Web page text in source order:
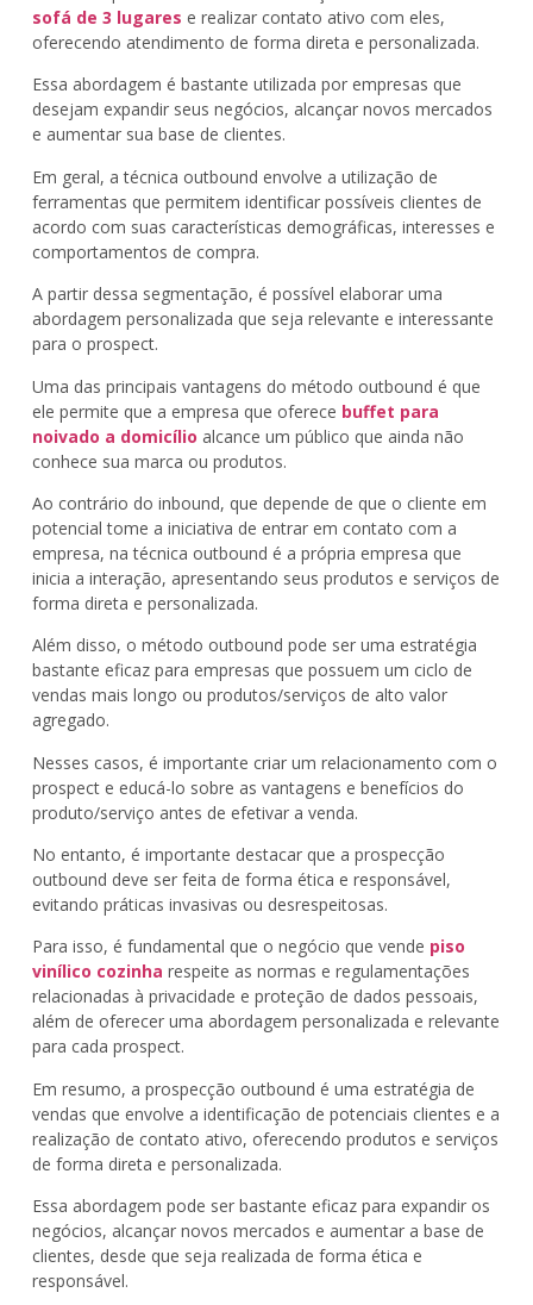
sofá de 3 lugares e realizar contato ativo com eles,
oferecendo atendimento de forma direta e personalizada.
Essa abordagem é bastante utilizada por empresas que
desejam expandir seus negócios, alcançar novos mercados
e aumentar sua base de clientes.
Em geral, a técnica outbound envolve a utilização de
ferramentas que permitem identificar possíveis clientes de
acordo com suas características demográficas, interesses e
comportamentos de compra.
A partir dessa segmentação, é possível elaborar uma
abordagem personalizada que seja relevante e interessante
para o prospect.
Uma das principais vantagens do método outbound é que
ele permite que a empresa que oferece buffet para
noivado a domicílio alcance um público que ainda não
conhece sua marca ou produtos.
Ao contrário do inbound, que depende de que o cliente em
potencial tome a iniciativa de entrar em contato com a
empresa, na técnica outbound é a própria empresa que
inicia a interação, apresentando seus produtos e serviços de
forma direta e personalizada.
Além disso, o método outbound pode ser uma estratégia
bastante eficaz para empresas que possuem um ciclo de
vendas mais longo ou produtos/serviços de alto valor
agregado.
Nesses casos, é importante criar um relacionamento com o
prospect e educá-lo sobre as vantagens e benefícios do
produto/serviço antes de efetivar a venda.
No entanto, é importante destacar que a prospecção
outbound deve ser feita de forma ética e responsável,
evitando práticas invasivas ou desrespeitosas.
Para isso, é fundamental que o negócio que vende piso
vinílico cozinha respeite as normas e regulamentações
relacionadas à privacidade e proteção de dados pessoais,
além de oferecer uma abordagem personalizada e relevante
para cada prospect.
Em resumo, a prospecção outbound é uma estratégia de
vendas que envolve a identificação de potenciais clientes e a
realização de contato ativo, oferecendo produtos e serviços
de forma direta e personalizada.
Essa abordagem pode ser bastante eficaz para expandir os
negócios, alcançar novos mercados e aumentar a base de
clientes, desde que seja realizada de forma ética e
responsável.